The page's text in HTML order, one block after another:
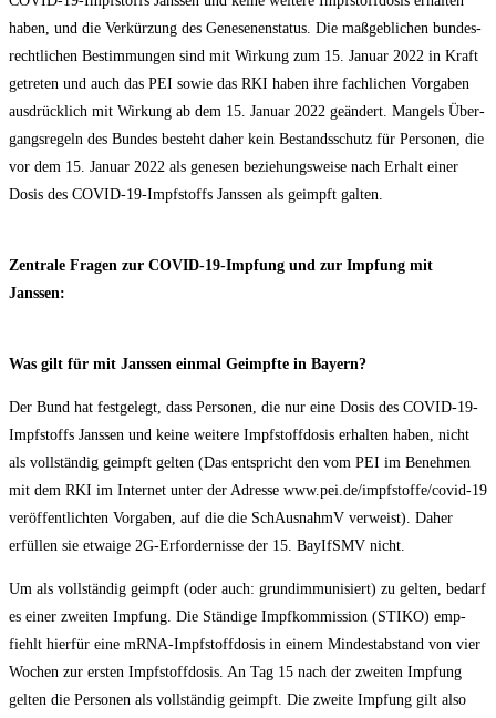
haben, und die Ver­kür­zung des Gene­se­nen­sta­tus. Die maß­geb­li­chen bun­des­
recht­li­chen Bestim­mun­gen sind mit Wir­kung zum 15. Janu­ar 2022 in Kraft
getre­ten und auch das PEI sowie das RKI haben ihre fach­li­chen Vor­ga­ben
aus­drück­lich mit Wir­kung ab dem 15. Janu­ar 2022 geän­dert. Man­gels Über­
gangs­re­geln des Bun­des besteht daher kein Bestands­schutz für Per­so­nen, die
vor dem 15. Janu­ar 2022 als gene­sen bezie­hungs­wei­se nach Erhalt einer
Dosis des COVID-19-Impf­stoffs Jans­sen als geimpft galten.
Zen­tra­le Fra­gen zur COVID-19-Imp­fung und zur Imp­fung mit
Janssen:
Was gilt für mit Jans­sen ein­mal Geimpf­te in Bayern?
Der Bund hat fest­ge­legt, dass Per­so­nen, die nur eine Dosis des COVID-19-
Impf­stoffs Jans­sen und kei­ne wei­te­re Impf­stoff­do­sis erhal­ten haben, nicht
als voll­stän­dig geimpft gel­ten (Das ent­spricht den vom PEI im Beneh­men
mit dem RKI im Inter­net unter der Adres­se www.pei.de/impfstoffe/covid-19
ver­öf­fent­lich­ten Vor­ga­ben, auf die die SchAus­nahmV ver­weist). Daher
erfül­len sie etwa­ige 2G-Erfor­der­nis­se der 15. BayIfSMV nicht.
Um als voll­stän­dig geimpft (oder auch: grund­im­mu­ni­siert) zu gel­ten, bedarf
es einer zwei­ten Imp­fung. Die Stän­di­ge Impf­kom­mis­si­on (STIKO) emp­
fiehlt hier­für eine mRNA-Impf­stoff­do­sis in einem Min­dest­ab­stand von vier
Wochen zur ers­ten Impf­stoff­do­sis. An Tag 15 nach der zwei­ten Imp­fung
gel­ten die Per­so­nen als voll­stän­dig geimpft. Die zwei­te Imp­fung gilt also